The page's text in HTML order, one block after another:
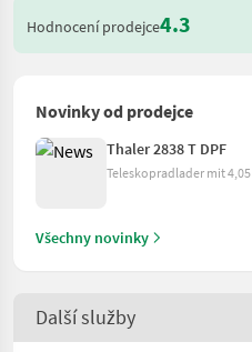
Hodnocení prodejce4.3
Novinky od prodejce
Thaler 2838 T DPF
Teleskopradlader mit
Všechny novinky
Další služby